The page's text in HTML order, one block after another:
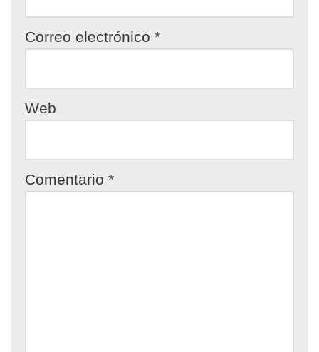
Correo electrónico *
Web
Comentario *